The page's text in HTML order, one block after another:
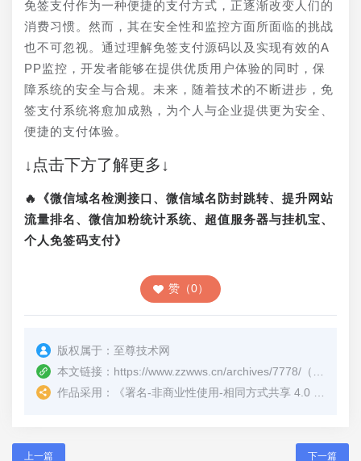
免签支付作为一种便捷的支付方式，正逐渐改变人们的
消费习惯。然而，其在安全性和监控方面所面临的挑战
也不可忽视。通过理解免签支付源码以及实现有效的A
PP监控，开发者能够在提供优质用户体验的同时，保
障系统的安全与合规。未来，随着技术的不断进步，免
签支付系统将愈加成熟，为个人与企业提供更为安全、
便捷的支付体验。
↓点击下方了解更多↓
🔥《微信域名检测接口、微信域名防封跳转、提升网站
流量排名、微信加粉统计系统、超值服务器与挂机宝、
个人免签码支付》
赞（0）
版权属于： 至尊技术网
本文链接： https://www.zzwws.cn/archives/7778/ （转载时请注明本文出处及文章链接）
作品采用：
《署名-非商业性使用-相同方式共享 4.0 国际 (CC BY-NC-SA 4.0)
上一篇 下一篇